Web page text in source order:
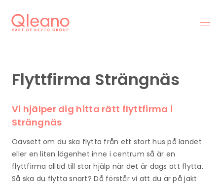
Flyttfirma Strängnäs
Vi hjälper dig hitta rätt flyttfirma i
Strängnäs
Oavsett om du ska flytta från ett stort hus på landet
eller en liten lägenhet inne i centrum så är en
flyttfirma alltid till stor hjälp när det är dags att flytta.
Så ska du flytta snart? Då förstår vi att du är på jakt